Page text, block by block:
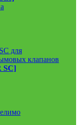
для
клапанов
SC]